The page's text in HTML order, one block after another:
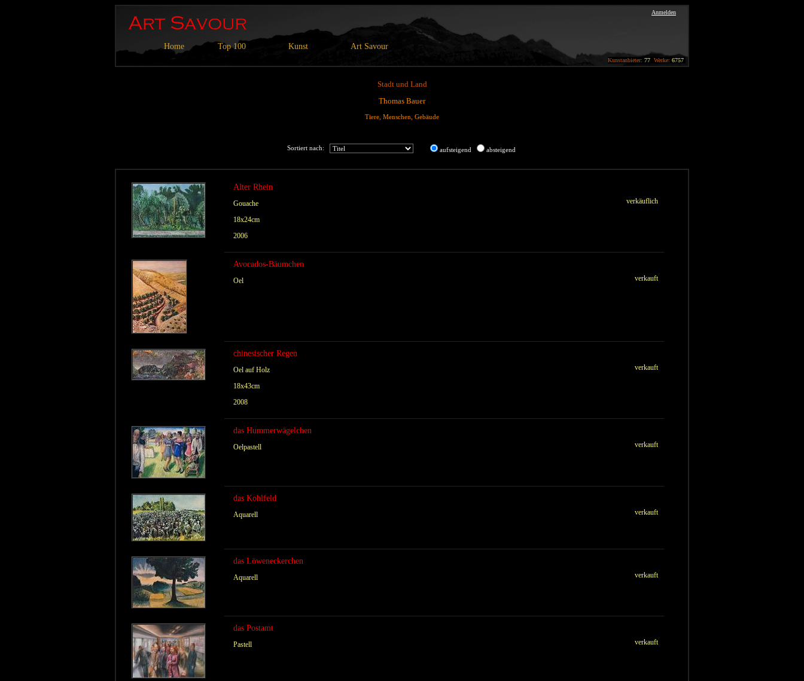
Home Top 100 Kunst Art Savour
Anmelden
Kunstanbieter: 77 Werke: 6757
Stadt und Land
Thomas Bauer
Tiere, Menschen, Gebäude
Sortiert nach: aufsteigend absteigend
Alter Rhein
Gouache
18x24cm
2006
verkäuflich
Avocados-Bäumchen
Oel verkauft
chinesischer Regen
Oel auf Holz
18x43cm
2008
verkauft
das Hummerwägelchen
Oelpastell verkauft
das Kohlfeld
Aquarell verkauft
das Löweneckerchen
Aquarell verkauft
das Postamt
Pastell verkauft